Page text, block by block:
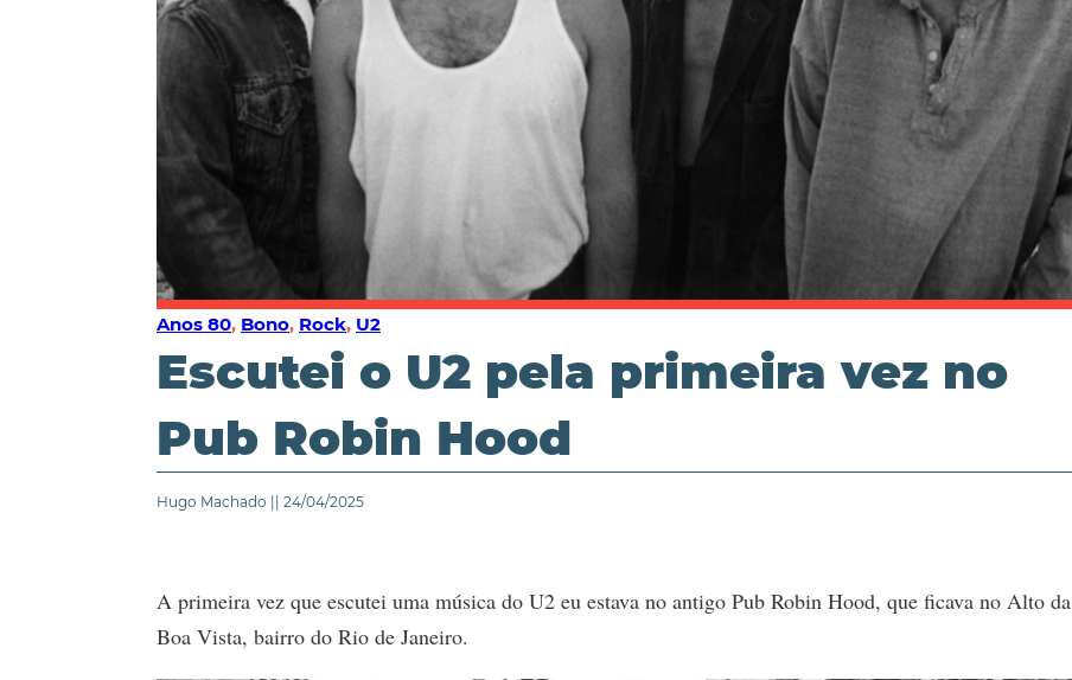
Anos 80, Bono, Rock, U2
Escutei o U2 pela primeira vez no
Pub Robin Hood
Hugo Machado || 24/04/2025
A primeira vez que escutei uma música do U2 eu estava no antigo Pub Robin Hood, que ficava no Alto da
Boa Vista, bairro do Rio de Janeiro.